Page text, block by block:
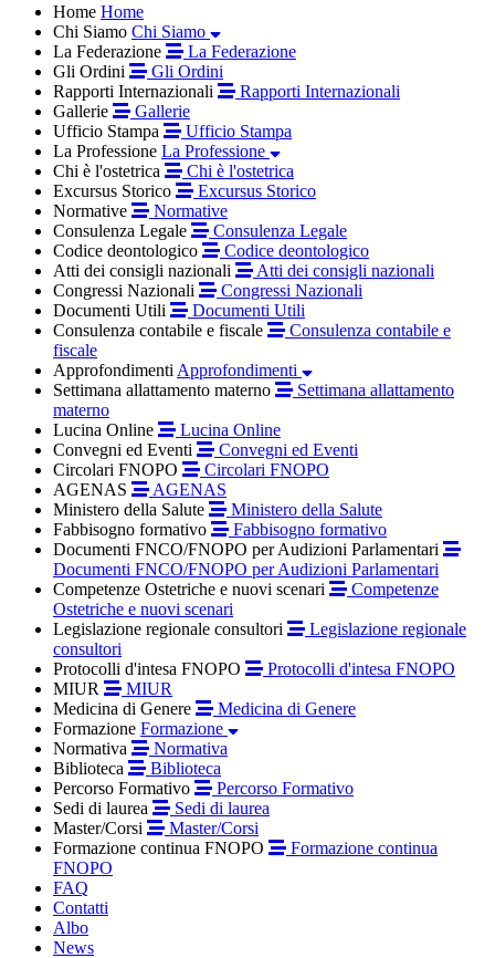
Home Home
Chi Siamo Chi Siamo
La Federazione
La Federazione
Gli Ordini
Gli Ordini
Rapporti Internazionali
Rapporti Internazionali
Gallerie
Gallerie
Ufficio Stampa
Ufficio Stampa
La Professione La Professione
Chi è l'ostetrica
Chi è l'ostetrica
Excursus Storico
Excursus Storico
Normative
Normative
Consulenza Legale
Consulenza Legale
Codice deontologico
Codice deontologico
Atti dei consigli nazionali
Atti dei consigli nazionali
Congressi Nazionali
Congressi Nazionali
Documenti Utili
Documenti Utili
Consulenza contabile e fiscale
Consulenza contabile e
fiscale
Approfondimenti Approfondimenti
Settimana allattamento materno
Settimana allattamento
materno
Lucina Online
Lucina Online
Convegni ed Eventi
Convegni ed Eventi
Circolari FNOPO
Circolari FNOPO
AGENAS
AGENAS
Ministero della Salute
Ministero della Salute
Fabbisogno formativo
Fabbisogno formativo
Documenti FNCO/FNOPO per Audizioni Parlamentari
Documenti FNCO/FNOPO per Audizioni Parlamentari
Competenze Ostetriche e nuovi scenari
Competenze
Ostetriche e nuovi scenari
Legislazione regionale consultori
Legislazione regionale
consultori
Protocolli d'intesa FNOPO
Protocolli d'intesa FNOPO
MIUR
MIUR
Medicina di Genere
Medicina di Genere
Formazione Formazione
Normativa
Normativa
Biblioteca
Biblioteca
Percorso Formativo
Percorso Formativo
Sedi di laurea
Sedi di laurea
Master/Corsi
Master/Corsi
Formazione continua FNOPO
Formazione continua
FNOPO
FAQ
Contatti
Albo
News